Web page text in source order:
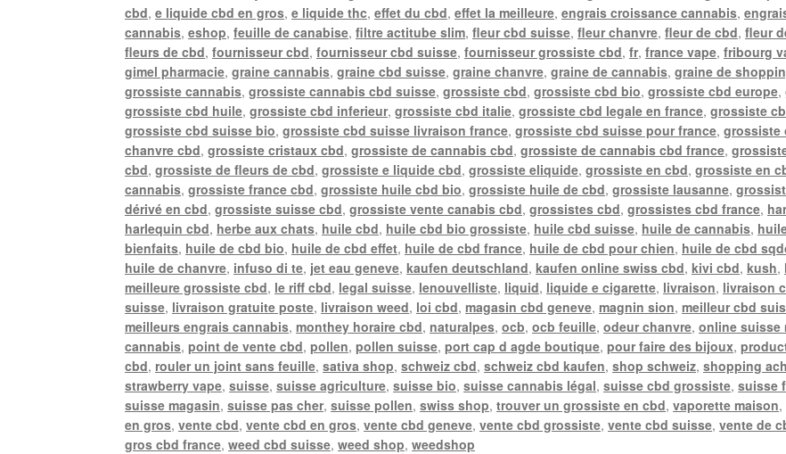
cbd,e liquide cbd en gros,e liquide thc,effet du cbd,effet la meilleure,engrais croissance cannabis,
cannabis,eshop,feuille de canabise,filtre actitube slim,fleur cbd suisse,fleur chanvre,fleur de cbd,fleur
fleurs de cbd,fournisseur cbd,fournisseur cbd suisse,fournisseur grossiste cbd,fr,france vape,fribourg
gimel pharmacie,graine cannabis,graine cbd suisse,graine chanvre,graine de cannabis,graine de
grossiste cannabis,grossiste cannabis cbd suisse,grossiste cbd,grossiste cbd bio,grossiste cbd europe,
grossiste cbd huile,grossiste cbd inferieur,grossiste cbd italie,grossiste cbd legale en france,grossiste
grossiste cbd suisse bio,grossiste cbd suisse livraison france,grossiste cbd suisse pour france,grossiste
chanvre cbd,grossiste cristaux cbd,grossiste de cannabis cbd,grossiste de cannabis cbd france,
cbd,grossiste de fleurs de cbd,grossiste e liquide cbd,grossiste eliquide,grossiste en cbd,grossiste en
cannabis,grossiste france cbd,grossiste huile cbd bio,grossiste huile de cbd,grossiste lausanne,
dérivé en cbd,grossiste suisse cbd,grossiste vente canabis cbd,grossistes cbd,grossistes cbd france,
harlequin cbd, herbe aux chats, huile cbd, huile cbd bio grossiste, huile cbd suisse, huile de cannabis,
bienfaits, huile de cbd bio, huile de cbd effet, huile de cbd france, huile de cbd pour chien, huile de cbd
huile de chanvre, infuso di te, jet eau geneve,kaufen deutschland,kaufen online swiss cbd,kivi cbd,kush,
meilleure grossiste cbd, le riff cbd, legal suisse, lenouvelliste, liquid, liquide e cigarette, livraison, livraison
suisse, livraison gratuite poste, livraison weed, loi cbd,magasin cbd geneve,magnin sion,meilleur cbd
meilleurs engrais cannabis,monthey horaire cbd, naturalpes,ocb,ocb feuille,odeur chanvre,online suisse
cannabis,point de vente cbd,pollen,pollen suisse,port cap d agde boutique,pour faire des bijoux,
cbd, rouler un joint sans feuille,sativa shop,schweiz cbd,schweiz cbd kaufen,shop schweiz,shopping
strawberry vape,suisse,suisse agriculture,suisse bio,suisse cannabis légal,suisse cbd grossiste,suisse
suisse magasin,suisse pas cher,suisse pollen,swiss shop,trouver un grossiste en cbd,vaporette maison,
en gros,vente cbd,vente cbd en gros,vente cbd geneve,vente cbd grossiste,vente cbd suisse,vente de
gros cbd france,weed cbd suisse,weed shop,weedshop